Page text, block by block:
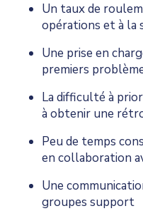
Un taux de
opérations et à la
Une prise en
premiers
La difficulté à
à obtenir une
Peu de temps
en collaboration
Une
groupes support